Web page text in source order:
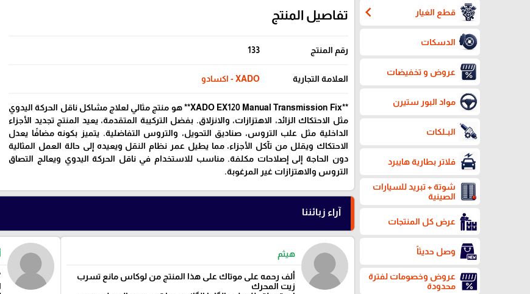
قطع الغيار chevron_left
الدسكات
عروض و تخفيضات
مواد البور ستيرن
البــلكات
فلاتر بطارية هايبرد
شوتة + تبريد للسيارات
الصينية
عرض كل المنتجات
وصل حديثاً
عروض وخصومات لفترة
محدودة
تفاصيل المنتج
رقم المنتج 133
العلامة التجارية XADO - اكسادو
**XADO EX120 Manual Transmission Fix** هو منتج مثالي لعلاج مشاكل ناقل الحركة اليدوي
مثل الاحتكاك الزائد، الاهتزازات، والانزلاق. بفضل التركيبة المتقدمة، يعيد المنتج تجديد الأجزاء
الداخلية مثل علب التروس، صناديق التحويل، والتروس التفاضلية. يتميز بكونه مضافًا يعدل
الاحتكاك ويقلل من تآكل الأجزاء، مما يطيل عمر نظام النقل ويعيده إلى حالة العمل المثالية
دون الحاجة إلى إصلاحات مكلفة. مناسب للاستخدام في ناقل الحركة اليدوي ويعالج التصاق
التروس والاهتزازات غير المرغوبة.
آراء زبائننا
هيثم
ألف رحمه على موتاك على هذا المنتج من لوكاس مانع تسرب
زيت المحرك